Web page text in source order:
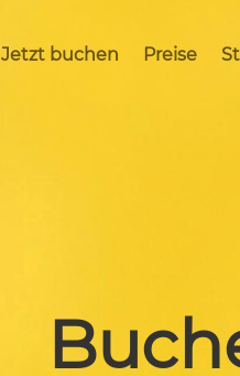
Jetzt buchen Preise